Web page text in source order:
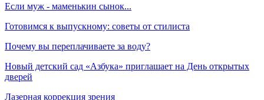
Если муж - маменькин сынок...
Готовимся к выпускному: советы от стилиста
​Почему вы переплачиваете за воду?
Новый детский сад «Азбука» приглашает на День открытых
дверей
Лазерная коррекция зрения